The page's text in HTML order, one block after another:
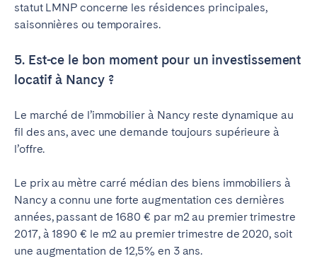
statut LMNP concerne les résidences principales,
saisonnières ou temporaires.
5. Est-ce le bon moment pour un investissement
locatif à Nancy ?
Le marché de l’immobilier à Nancy reste dynamique au
fil des ans, avec une demande toujours supérieure à
l’offre.
Le prix au mètre carré médian des biens immobiliers à
Nancy a connu une forte augmentation ces dernières
années, passant de 1680 € par m2 au premier trimestre
2017, à 1890 € le m2 au premier trimestre de 2020, soit
une augmentation de 12,5% en 3 ans.